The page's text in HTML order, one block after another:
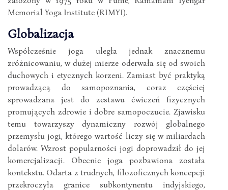
Memorial Yoga Institute (RIMYI).
Globalizacja
Współcześnie joga uległa jednak znacznemu
zróżnicowaniu, w dużej mierze oderwała się od swoich
duchowych i etycznych korzeni. Zamiast być praktyką
prowadzącą do samopoznania, coraz częściej
sprowadzana jest do zestawu ćwiczeń fizycznych
promujących zdrowie i dobre samopoczucie. Zjawisku
temu towarzyszy dynamiczny rozwój globalnego
przemysłu jogi, którego wartość liczy się w miliardach
dolarów. Wzrost popularności jogi doprowadził do jej
komercjalizacji. Obecnie joga pozbawiona została
kontekstu. Odarta z trudnych, filozoficznych koncepcji
przekroczyła granice subkontynentu indyjskiego,